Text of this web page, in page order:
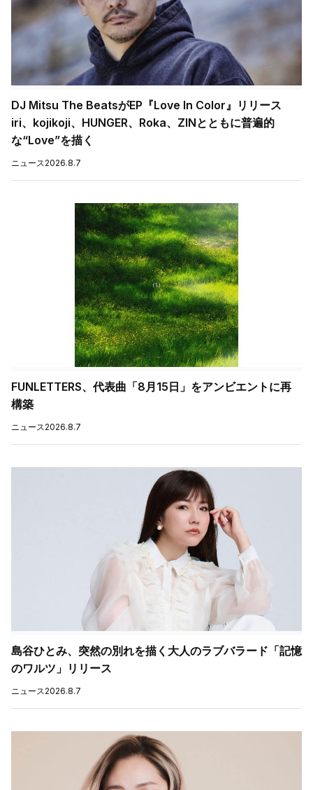
DJ Mitsu The BeatsがEP『Love In Color』リリース
iri、kojikoji、HUNGER、Roka、ZINとともに普遍的
な“Love”を描く
ニュース2026.8.7
FUNLETTERS、代表曲「8月15日」をアンビエントに再
構築
ニュース2026.8.7
島谷ひとみ、突然の別れを描く大人のラブバラード「記憶
のワルツ」リリース
ニュース2026.8.7